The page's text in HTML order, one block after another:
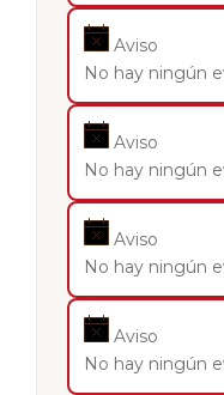
Aviso
No hay ningún
Aviso
No hay ningún
Aviso
No hay ningún
Aviso
No hay ningún